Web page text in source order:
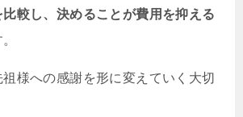
較し、決めることが費用を抑える
様への感謝を形に変えていく大切